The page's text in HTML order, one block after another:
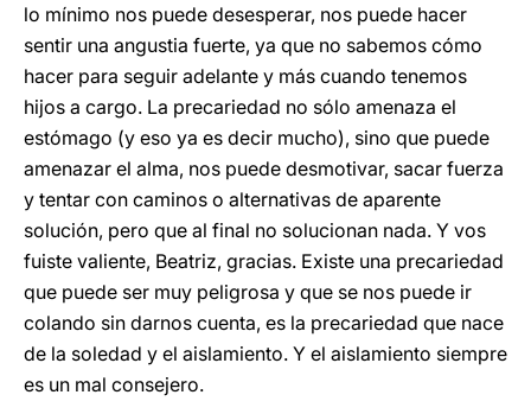
lo mínimo nos puede desesperar, nos puede hacer
sentir una angustia fuerte, ya que no sabemos cómo
hacer para seguir adelante y más cuando tenemos
hijos a cargo. La precariedad no sólo amenaza el
estómago (y eso ya es decir mucho), sino que puede
amenazar el alma, nos puede desmotivar, sacar fuerza
y tentar con caminos o alternativas de aparente
solución, pero que al final no solucionan nada. Y vos
fuiste valiente, Beatriz, gracias. Existe una precariedad
que puede ser muy peligrosa y que se nos puede ir
colando sin darnos cuenta, es la precariedad que nace
de la soledad y el aislamiento. Y el aislamiento siempre
es un mal consejero.